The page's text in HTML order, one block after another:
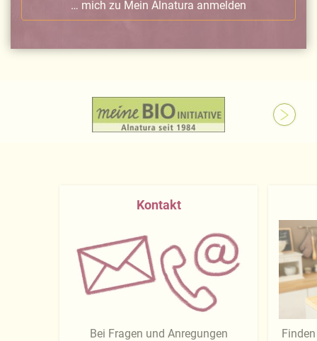
… mich zu Mein Alnatura anmelden
Kontakt
Bei Fragen und Anregungen